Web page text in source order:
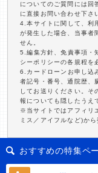
についてのご質問には回
に直接お問い合わせ下さ
4.本サイトに関して、利
が発生した場合、当事者
せん。
5.編集方針、免責事項・
シーポリシーの各規程を
6.カードローンお申し込
者記号・番号、通院歴、
してお送りください。そ
報についても隠したうえ
※当サイトではアフィリ
ミス／アイフルなど)か
おすすめの特集ペ